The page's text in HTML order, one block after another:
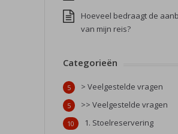
Hoeveel bedraagt de
van mijn reis?
Categorieën
> Veelgestelde vragen
5
>> Veelgestelde vragen
5
1. Stoelreservering
10